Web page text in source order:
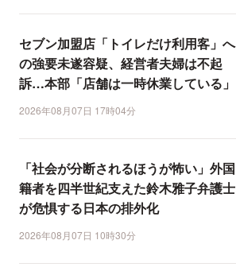
セブン加盟店「トイレだけ利用客」へ
の強要未遂容疑、経営者夫婦は不起
訴…本部「店舗は一時休業している」
2026年08月07日 17時04分
「社会が分断されるほうが怖い」外国
籍者を四半世紀支えた鈴木雅子弁護士
が危惧する日本の排外化
2026年08月07日 10時30分